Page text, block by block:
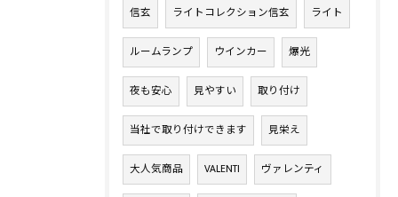
信玄 ライトコレクション信玄 ライト
ルームランプ ウインカー 爆光
夜も安心 見やすい 取り付け
当社で取り付けできます 見栄え
大人気商品 VALENTI ヴァレンティ